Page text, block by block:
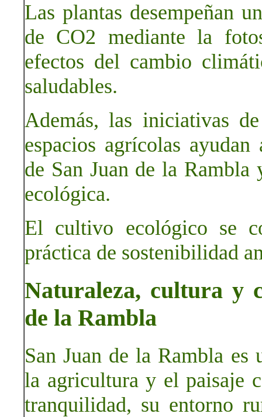
Las plantas desempeñan
de CO2 mediante la
efectos del cambio
saludables.
Además, las iniciativas
espacios agrícolas
de San Juan de la
ecológica.
El cultivo ecológico se
práctica de sostenibilidad
Naturaleza, cultura y
de la Rambla
San Juan de la Rambla
la agricultura y el paisaje
tranquilidad, su entorno